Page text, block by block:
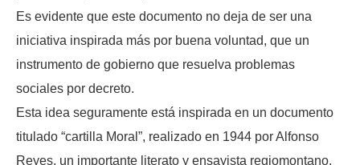
Es evidente que este documento no deja de ser una
iniciativa inspirada más por buena voluntad, que un
instrumento de gobierno que resuelva problemas
sociales por decreto.
Esta idea seguramente está inspirada en un documento
titulado “cartilla Moral”, realizado en 1944 por Alfonso
Reyes, un importante literato y ensayista regiomontano,